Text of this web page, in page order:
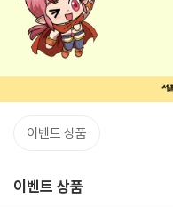
이벤트 상품
이벤트 상품